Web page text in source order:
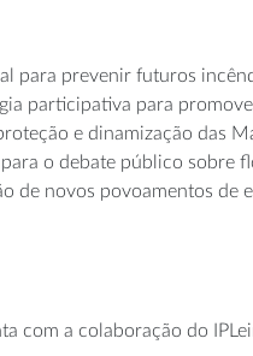
para prevenir futuros
participativa para
e dinamização das
o debate público sobre
de novos povoamentos de
com a colaboração do